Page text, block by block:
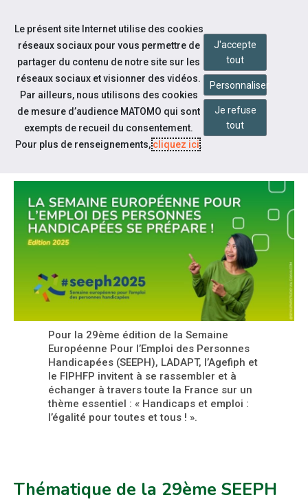
Aller au contenu
Notre actualité
NOUVELLE ÉDITION #SEEPH2025
Pour la 29ème édition de la Semaine
Européenne Pour l’Emploi des Personnes
Handicapées (SEEPH), LADAPT, l’Agefiph et
le FIPHFP invitent à se rassembler et à
échanger à travers toute la France sur un
thème essentiel : « Handicaps et emploi :
l’égalité pour toutes et tous ! ».
Thématique de la 29ème SEEPH
Le présent site Internet utilise des cookies
réseaux sociaux pour vous permettre de
partager du contenu de notre site sur les
réseaux sociaux et visionner des vidéos.
Par ailleurs, nous utilisons des cookies
de mesure d’audience MATOMO qui sont
exempts de recueil du consentement.
Pour plus de renseignements,cliquez ici.
J'accepte
tout
Personnaliser
Je refuse
tout